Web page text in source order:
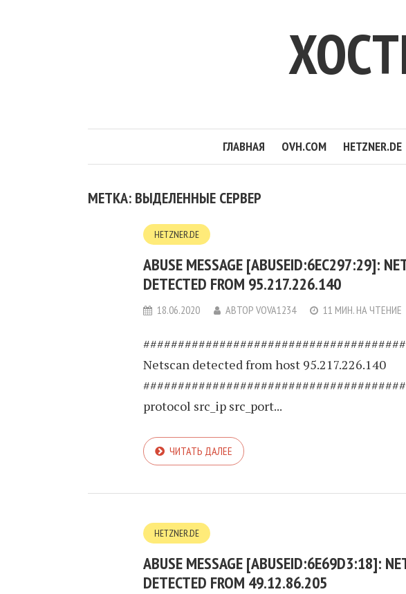
ГЛАВНАЯ OVH.COM HETZNER.DE
МЕТКА: ВЫДЕЛЕННЫЕ СЕРВЕР
HETZNER.DE
ABUSE MESSAGE [ABUSEID:6EC297:29]:
DETECTED FROM 95.217.226.140
18.06.2020 АВТОР VOVA1234 11 МИН. НА ЧТЕНИЕ
Netscan detected from host 95.217.226.140
protocol src_ip src_port...
ЧИТАТЬ ДАЛЕЕ
HETZNER.DE
ABUSE MESSAGE [ABUSEID:6E69D3:18]:
DETECTED FROM 49.12.86.205